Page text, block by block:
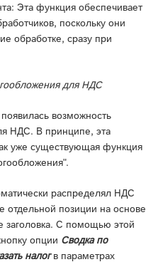
Эта функция обеспечивает
поскольку они
обработке, сразу при
для НДС
возможность
НДС. В принципе, эта
уже существующая функция
распределял НДС
отдельной позиции на основе
заголовка. С помощью этой
опции Сводка по
налогв параметрах